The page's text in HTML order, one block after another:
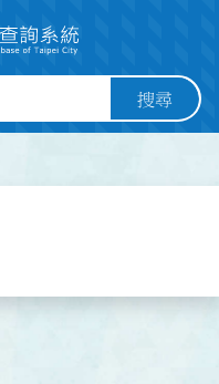
搜尋